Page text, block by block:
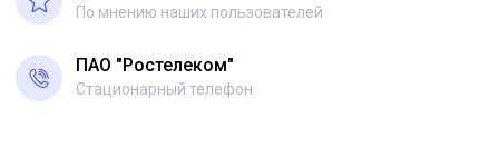
По мнению наших пользователей
ПАО "Ростелеком"
Стационарный телефон